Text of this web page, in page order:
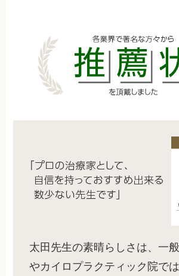
太田先生の素晴らしさは、一
やカイロプラクティック院で